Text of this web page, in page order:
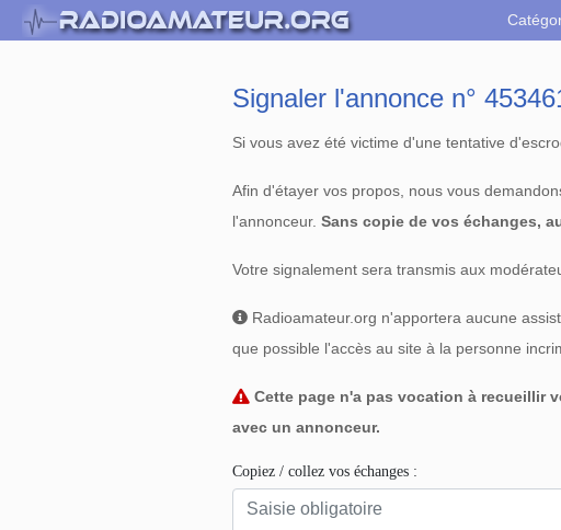
Signaler l'annonce n°
Si vous avez été victime d'une tentative
Afin d'étayer vos propos, nous vous
l'annonceur. Sans copie de vos échanges,
Votre signalement sera transmis aux
Radioamateur.org n'apportera aucune
que possible l'accès au site à la personne
Cette page n'a pas vocation à recueillir
avec un annonceur.
Copiez / collez vos échanges :